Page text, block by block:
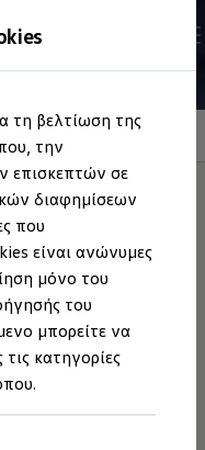
τη βελτίωση της
την
επισκεπτών σε
διαφημίσεων
που
είναι ανώνυμες
μόνο του
του
μπορείτε να
κατηγορίες
σας
Volkswagen
σε μαύρο χρώμα
να προστατεύσει σε